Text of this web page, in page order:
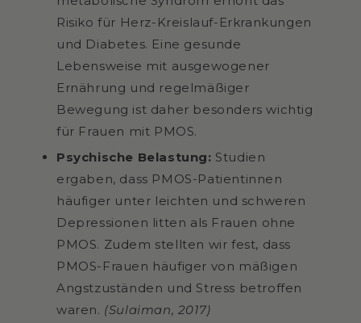
Risiko für Herz-Kreislauf-Erkrankungen
und Diabetes. Eine gesunde
Lebensweise mit ausgewogener
Ernährung und regelmäßiger
Bewegung ist daher besonders wichtig
für Frauen mit PMOS.
Psychische Belastung: Studien
ergaben, dass PMOS-Patientinnen
häufiger unter leichten und schweren
Depressionen litten als Frauen ohne
PMOS. Zudem stellten wir fest, dass
PMOS-Frauen häufiger von mäßigen
Angstzuständen und Stress betroffen
waren. (Sulaiman, 2017)